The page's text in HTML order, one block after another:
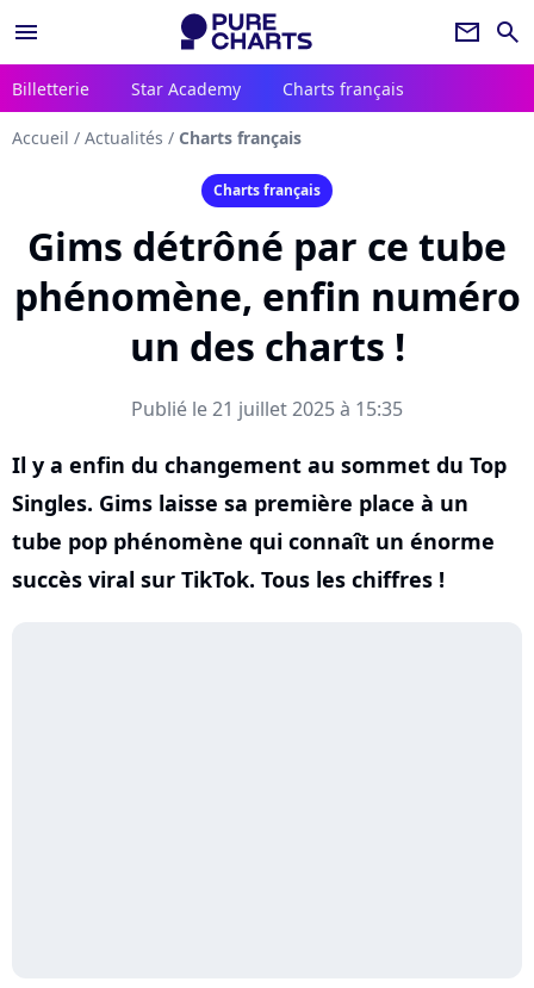
menu newsletter search
Billetterie Star Academy Charts français
Accueil / Actualités / Charts français
Charts français
Gims détrôné par ce tube
phénomène, enfin numéro
un des charts !
Publié le 21 juillet 2025 à 15:35
Il y a enfin du changement au sommet du Top
Singles. Gims laisse sa première place à un
tube pop phénomène qui connaît un énorme
succès viral sur TikTok. Tous les chiffres !